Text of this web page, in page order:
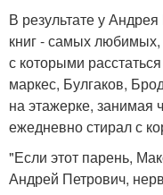
В результате у
книг - самых любимых,
с которыми
маркес, Булгаков,
на этажерке, занимая
ежедневно стирал с
"Если этот парень,
Андрей Петрович,